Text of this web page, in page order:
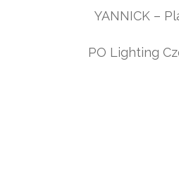
YANNICK –
PO Lighting